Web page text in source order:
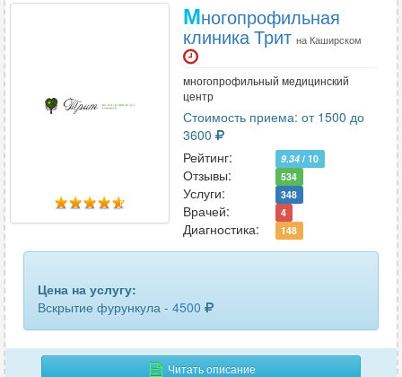
Многопрофильная
клиника Трит на Каширском
многопрофильный медицинский
центр
Стоимость приема: от 1500 до
3600
Рейтинг:
9.34 / 10
Отзывы: 534
Услуги: 348
Врачей: 4
Диагностика: 148
Цена на услугу:
Вскрытие фурункула - 4500
Читать описание